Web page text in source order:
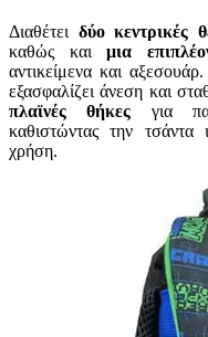
Διαθέτει δύο κεντρικές
καθώς καιμια
αντικείμενα και
εξασφαλίζει άνεση και
πλαϊνές θήκες για
καθιστώντας την τσάντα
χρήση.